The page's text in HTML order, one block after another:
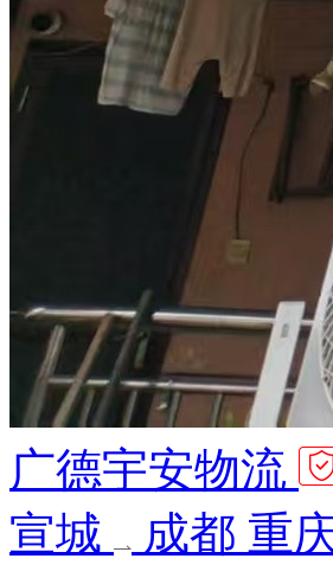
广德宇安物流
宣城
成都 重